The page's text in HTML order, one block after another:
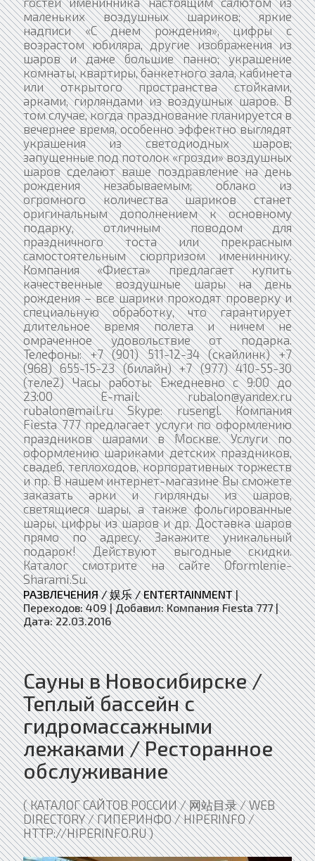
маленьких воздушных шариков; яркие
надписи «С днем рождения», цифры с
возрастом юбиляра, другие изображения из
шаров и даже большие панно; украшение
комнаты, квартиры, банкетного зала, кабинета
или открытого пространства стойками,
арками, гирляндами из воздушных шаров. В
том случае, когда празднование планируется в
вечернее время, особенно эффектно выглядят
украшения из светодиодных шаров;
запущенные под потолок «грозди» воздушных
шаров сделают ваше поздравление на день
рождения незабываемым; облако из
огромного количества шариков станет
оригинальным дополнением к основному
подарку, отличным поводом для
праздничного тоста или прекрасным
самостоятельным сюрпризом имениннику.
Компания «Фиеста» предлагает купить
качественные воздушные шары на день
рождения – все шарики проходят проверку и
специальную обработку, что гарантирует
длительное время полета и ничем не
омраченное удовольствие от подарка.
Телефоны: +7 (901) 511-12-34 (скайлинк) +7
(968) 655-15-23 (билайн) +7 (977) 410-55-30
(теле2) Часы работы: Ежедневно с 9:00 до
23:00 E-mail: rubalon@yandex.ru
rubalon@mail.ru Skype: rusengl. Компания
Fiesta 777 предлагает услуги по оформлению
праздников шарами в Москве. Услуги по
оформлению шариками детских праздников,
свадеб, теплоходов, корпоративных торжеств
и пр. В нашем интернет-магазине Вы сможете
заказать арки и гирлянды из шаров,
светящиеся шары, а также фольгированные
шары, цифры из шаров и др. Доставка шаров
прямо по адресу. Закажите уникальный
подарок! Действуют выгодные скидки.
Каталог смотрите на сайте Oformlenie-
Sharami.Su.
РАЗВЛЕЧЕНИЯ / 娱乐 / ENTERTAINMENT|
Переходов: 409 |Добавил: Компания Fiesta 777 |
Дата: 22.03.2016
Сауны в Новосибирске /
Теплый бассейн с
гидромассажными
лежаками / Ресторанное
обслуживание
( КАТАЛОГ САЙТОВ РОССИИ / 网站目录 / WEB
DIRECTORY / ГИПЕРИНФО / HIPERINFO /
HTTP://HIPERINFO.RU )